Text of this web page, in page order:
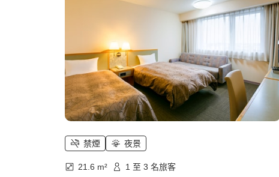
禁煙 夜景
21.6 m² 1 至 3 名旅客